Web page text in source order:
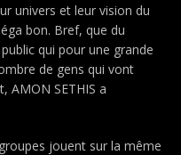
univers et leur vision du
bon. Bref, que du
qui pour une grande
de gens qui vont
AMON SETHIS a
jouent sur la même